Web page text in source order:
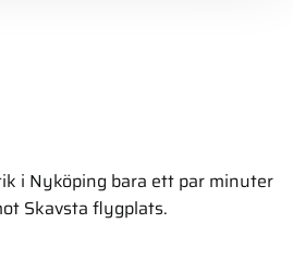
i Nyköping bara ett par minuter
Skavsta flygplats.